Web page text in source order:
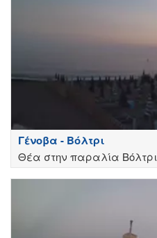
Γένοβα - Βόλτρι
Θέα στην παραλία Βόλτρι